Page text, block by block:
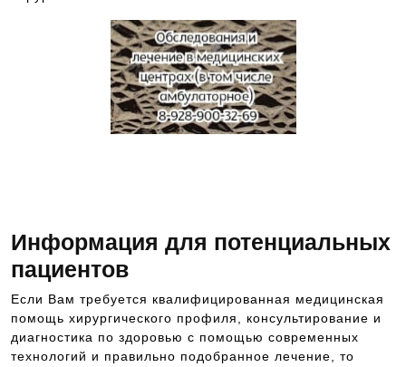
Информация для потенциальных
пациентов
Если Вам требуется квалифицированная медицинская
помощь хирургического профиля, консультирование и
диагностика по здоровью с помощью современных
технологий и правильно подобранное лечение, то